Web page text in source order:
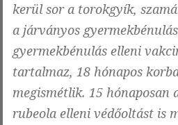
kerül sor a torokgyík,
a járványos
gyermekbénulás elleni
tartalmaz, 18 hónapos
megismétlik. 15 hónaposan
rubeola elleni védőoltást is